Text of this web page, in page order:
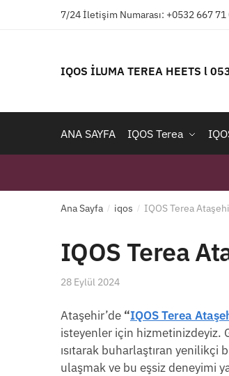
7/24 İletişim Numarası: +0532 667 71
IQOS İLUMA TEREA HEETS l
ANA SAYFA IQOS Terea
Ana Sayfa / iqos / IQOS Terea
IQOS Terea
28 Eylül 2024
Ataşehir’de “IQOS Terea
isteyenler için hizmetinizdeyiz.
ısıtarak buharlaştıran yenilikçi
ulaşmak ve bu eşsiz deneyimi